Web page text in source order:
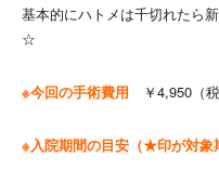
基本的にハトメは千切れたら
☆
※今回の手術費用 ￥4,950（
※入院期間の目安（★印が対象